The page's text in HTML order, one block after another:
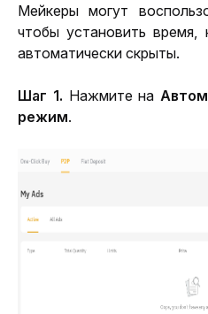
Мейкеры могут
чтобы установить время,
автоматически скрыты.
Шаг 1. Нажмите на
режим.